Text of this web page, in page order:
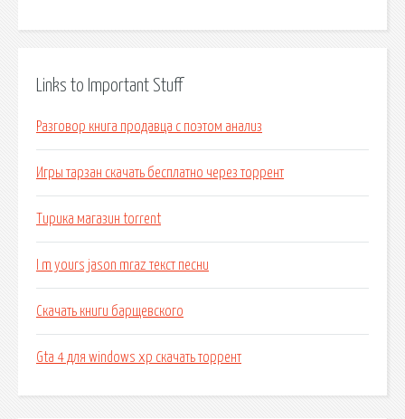
Links to Important Stuff
Разговор книга продавца с поэтом анализ
Игры тарзан скачать бесплатно через торрент
Тирика магазин torrent
I m yours jason mraz текст песни
Скачать книги барщевского
Gta 4 для windows xp скачать торрент